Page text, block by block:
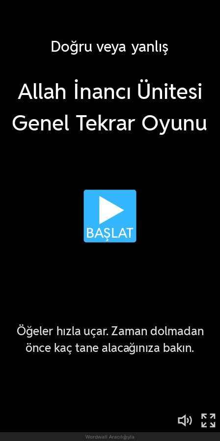
Wordwall Aracılığıyla